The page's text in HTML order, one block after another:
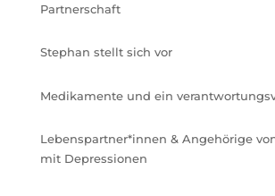
Partnerschaft
Stephan stellt sich vor
Medikamente und ein
Lebenspartner*innen & Angehörige
mit Depressionen